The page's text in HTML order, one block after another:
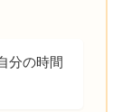
分の時間